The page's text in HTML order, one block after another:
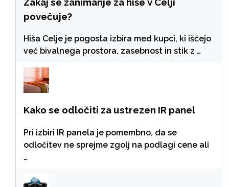
povečuje?
Hiša Celje je pogosta izbira med kupci, ki iščejo
več bivalnega prostora, zasebnost in stik z …
Kako se odločiti za ustrezen IR panel
Pri izbiri IR panela je pomembno, da se
odločitev ne sprejme zgolj na podlagi cene ali
…